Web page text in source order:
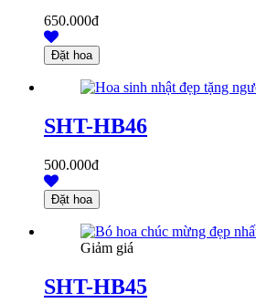
650.000đ
SHT-HB46
500.000đ
Giảm giá
SHT-HB45